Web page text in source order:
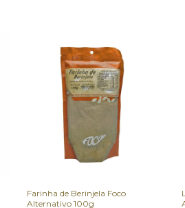
Farinha de Berinjela Foco
Alternativo 100g